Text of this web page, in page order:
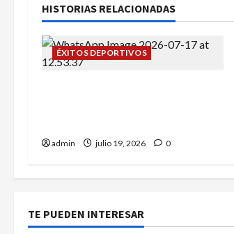
HISTORIAS RELACIONADAS
ÉXITOS DEPORTIVOS
admin julio 19, 2026 0
TE PUEDEN INTERESAR